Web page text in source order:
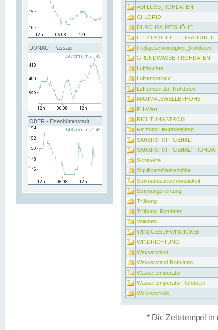
DONAU - Passau
ODER - Eisenhüttenstadt
ABFLUSS_ROHDATEN
CHLORID
DURCHFAHRTSHÖHE
Fließgeschwindigkeit_Rohdaten
GRUNDWASSER ROHDATEN
Luftfeuchte
Lufttemperatur
Lufttemperatur Rohdaten
MAXIMALEWELLENHÖHE
PH-Wert
RICHTUNGSTROM
Richtung Hauptseegang
SAUERSTOFFGEHALT
SAUERSTOFFGEHALT
Sichtweite
SignifikanteWellenhöhe
Strömungsgeschwindigkeit
Strömungsrichtung
Trübung
Trübung_Rohdaten
Volumen
WINDGESCHWINDIGKEIT
WINDRICHTUNG
Wasserstand
Wasserstand Rohdaten
Wassertemperatur
Wassertemperatur Rohdaten
Wellenperiode
* Die Zeitstempel in